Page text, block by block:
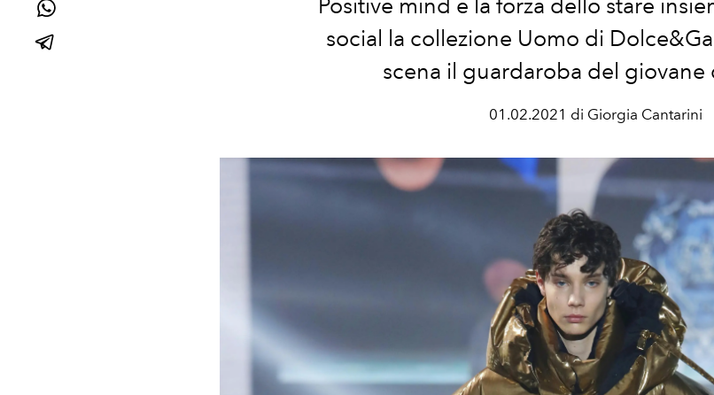
Positive mind e la forza dello stare
social la collezione Uomo di
scena il guardaroba del giovane
01.02.2021 di Giorgia Cantarini